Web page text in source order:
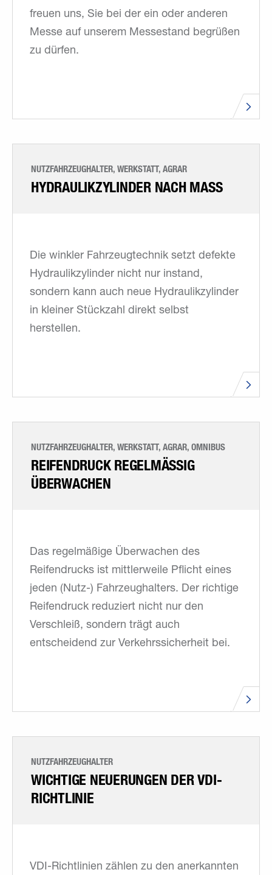
freuen uns, Sie bei der ein oder anderen
Messe auf unserem Messestand begrüßen
zu dürfen.
NUTZFAHRZEUGHALTER, WERKSTATT, AGRAR
HYDRAULIKZYLINDER NACH MASS
Die winkler Fahrzeugtechnik setzt defekte
Hydraulikzylinder nicht nur instand,
sondern kann auch neue Hydraulikzylinder
in kleiner Stückzahl direkt selbst
herstellen.
NUTZFAHRZEUGHALTER, WERKSTATT, AGRAR, OMNIBUS
REIFENDRUCK REGELMÄSSIG Ü
BERWACHEN
Das regelmäßige Überwachen des
Reifendrucks ist mittlerweile Pflicht eines
jeden (Nutz-) Fahrzeughalters. Der richtige
Reifendruck reduziert nicht nur den
Verschleiß, sondern trägt auch
entscheidend zur Verkehrssicherheit bei.
NUTZFAHRZEUGHALTER
WICHTIGE NEUERUNGEN DER VDI-
RICHTLINIE
VDI-Richtlinien zählen zu den anerkannten